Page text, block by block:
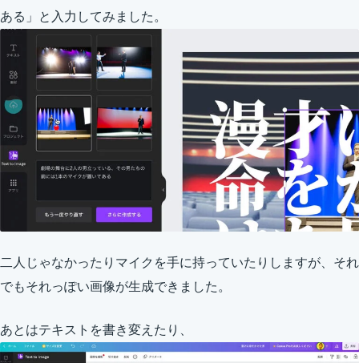
ある」と入力してみました。
二人じゃなかったりマイクを手に持っていたりしますが、それ
でもそれっぽい画像が生成できました。
あとはテキストを書き変えたり、